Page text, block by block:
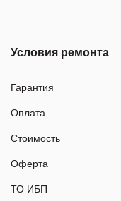
Условия ремонта
Гарантия
Оплата
Стоимость
Оферта
ТО ИБП